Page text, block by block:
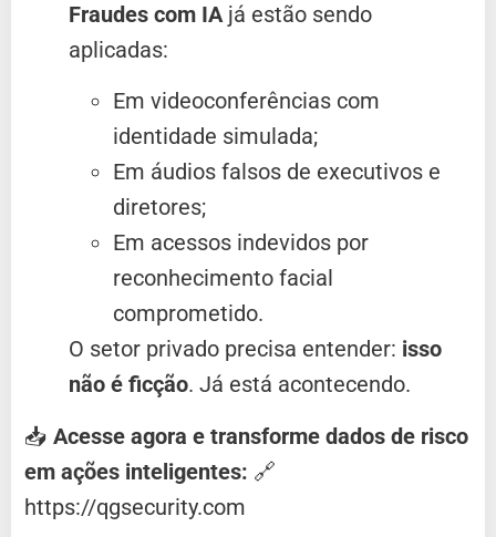
Fraudes com IAjá estão sendo
aplicadas:
Em videoconferências com
identidade simulada;
Em áudios falsos de executivos e
diretores;
Em acessos indevidos por
reconhecimento facial
comprometido.
O setor privado precisa entender: isso
não é ficção. Já está acontecendo.
📥 Acesse agora e transforme dados de risco
em ações inteligentes: 🔗
https://qgsecurity.com